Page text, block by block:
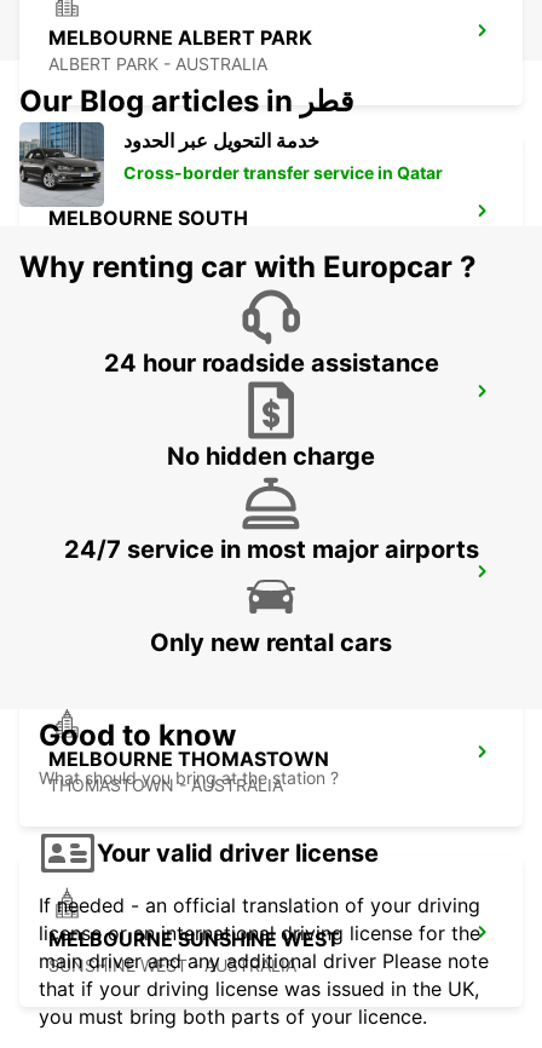
MELBOURNE ALBERT PARK
ALBERT PARK - AUSTRALIA
MELBOURNE SOUTH
MELBOURNE FRANKSTON
FRANKSTON - AUSTRALIA
MELBOURNE THOMASTOWN
THOMASTOWN - AUSTRALIA
MELBOURNE SUNSHINE WEST
SUNSHINE WEST - AUSTRALIA
Our Blog articles in قطر
خدمة التحويل عبر الحدود
Cross-border transfer service in Qatar
Why renting car with Europcar ?
24 hour roadside assistance
No hidden charge
24/7 service in most major airports
Only new rental cars
Good to know
What should you bring at the station ?
Your valid driver license
If needed - an official translation of your driving
license or an international driving license for the
main driver and any additional driver Please note
that if your driving license was issued in the UK,
you must bring both parts of your licence.